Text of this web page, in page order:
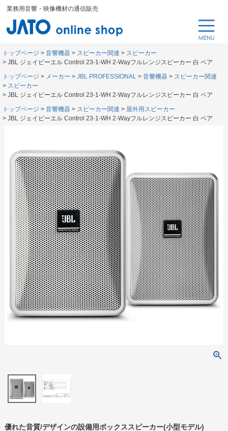
業務用音響・映像機材の通信販売
トップページ 音響機器 スピーカー関連
スピーカー
JBL ジェイビーエル Control 23-1-WH 2-Wayフルレンジスピーカー 白 ペア
トップページ
メーカー JBL PROFESSIONAL 音響機器
スピーカー関連
スピーカー
JBL ジェイビーエル Control 23-1-WH 2-Wayフルレンジスピーカー 白 ペア
トップページ
音響機器 スピーカー関連
屋外用スピーカー
JBL ジェイビーエル Control 23-1-WH 2-Wayフルレンジスピーカー 白 ペア
優れた音質/デザインの設備用ボックススピーカー(小型モデル)